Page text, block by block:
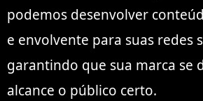
podemos desenvolver
e envolvente para suas redes
garantindo que sua marca se
alcance o público certo.